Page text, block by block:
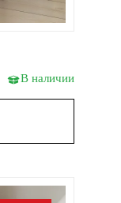
В наличии